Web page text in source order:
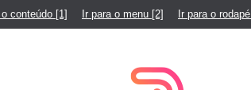
o conteúdo [1] Ir para o menu [2] Ir para o rodapé